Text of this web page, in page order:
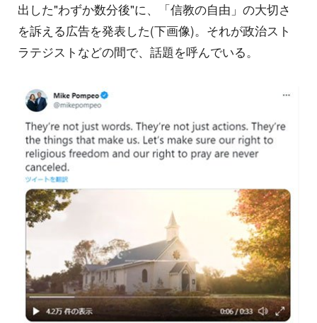
出した"わずか数分後"に、「信教の自由」の大切さ
を訴える広告を発表した(下画像)。それが政治スト
ラテジストなどの間で、話題を呼んでいる。